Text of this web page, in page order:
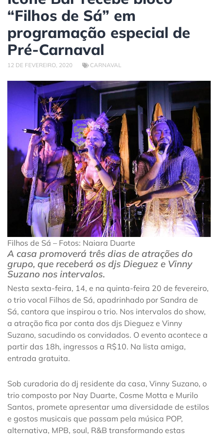
“Filhos de Sá” em
programação especial de
Pré-Carnaval
12 DE FEVEREIRO, 2020 CARNAVAL
Filhos de Sá – Fotos: Naiara Duarte
A casa promoverá três dias de atrações do
grupo, que receberá os djs Dieguez e Vinny
Suzano nos intervalos.
Nesta sexta-feira, 14, e na quinta-feira 20 de fevereiro,
o trio vocal Filhos de Sá, apadrinhado por Sandra de
Sá, cantora que inspirou o trio. Nos intervalos do show,
a atração fica por conta dos djs Dieguez e Vinny
Suzano, sacudindo os convidados. O evento acontece a
partir das 18h, ingressos a R$10. Na lista amiga,
entrada gratuita.
Sob curadoria do dj residente da casa, Vinny Suzano, o
trio composto por Nay Duarte, Cosme Motta e Murilo
Santos, promete apresentar uma diversidade de estilos
e gostos musicais que passam pela música POP,
alternativa, MPB, soul, R&B transformando estas